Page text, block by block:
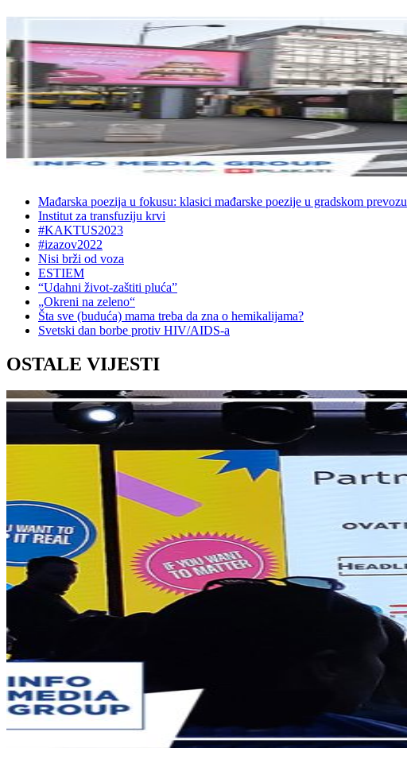
Mađarska poezija u fokusu: klasici mađarske poezije u gradskom prevozu
Institut za transfuziju krvi
#KAKTUS2023
#izazov2022
Nisi brži od voza
ESTIEM
“Udahni život-zaštiti pluća”
„Okreni na zeleno“
Šta sve (buduća) mama treba da zna o hemikalijama?
Svetski dan borbe protiv HIV/AIDS-a
OSTALE VIJESTI